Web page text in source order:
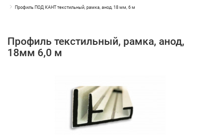
Профиль ПОД КАНТ текстильный, рамка, анод, 18 мм, 6 м
Профиль текстильный, рамка, анод,
18мм 6,0 м